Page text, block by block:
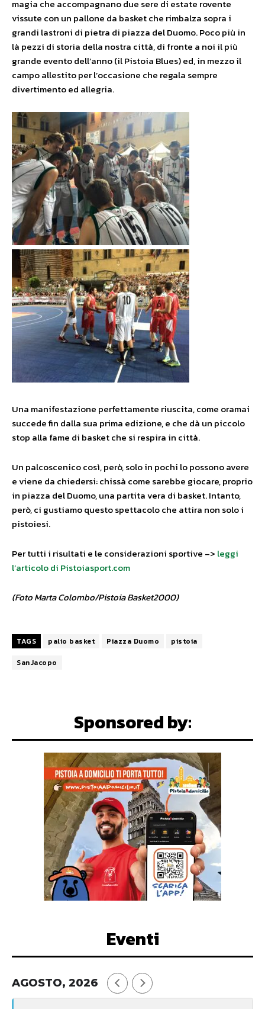
magia che accompagnano due sere di estate rovente
vissute con un pallone da basket che rimbalza sopra i
grandi lastroni di pietra di piazza del Duomo. Poco più in
là pezzi di storia della nostra città, di fronte a noi il più
grande evento dell’anno (il Pistoia Blues) ed, in mezzo il
campo allestito per l’occasione che regala sempre
divertimento ed allegria.
Una manifestazione perfettamente riuscita, come oramai
succede fin dalla sua prima edizione, e che dà un piccolo
stop alla fame di basket che si respira in città.
Un palcoscenico così, però, solo in pochi lo possono avere
e viene da chiedersi: chissà come sarebbe giocare, proprio
in piazza del Duomo, una partita vera di basket. Intanto,
però, ci gustiamo questo spettacolo che attira non solo i
pistoiesi.
Per tutti i risultati e le considerazioni sportive –> leggi
l’articolo di Pistoiasport.com
(Foto Marta Colombo/Pistoia Basket2000)
TAGS palio basket Piazza Duomo
pistoia
SanJacopo
Sponsored by:
Eventi
AGOSTO, 2026